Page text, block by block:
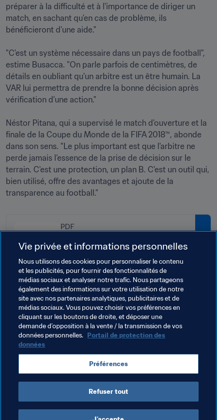
préparer à la difficulté et à l'importance de diriger un
match, en sachant qu'en cas de problème, ils
bénéficieront d'une aide."
"C'est un système nécessaire dans un pays de football",
estime Busacca. "On parle parfois de centimètres, de
détails en oubliant qu'un arbitre est un être humain. La
VAR lui permettra de prendre la bonne décision après
vérification d'une action."
Néstor Pitana, qui a supervisé le match d'ouverture et la
finale de la Coupe du Monde de la FIFA 2018™, abonde
dans son sens. "Le plus important est que l'arbitre ne
perde jamais l'essence de la prise de décision sur le
terrain. C'est une protection, un plan B. C'est un outil qui,
bien utilisé, offre des avantages et ajoute de la
transparence au football."
PDF
Exigences du Programme d'Aide
et Approbation de la Mise en
Oeuvre de la VAR
Thèmes en lien
Faire progresser le football FIFA Forward
Arbitrage Organisation Argentina
CONMEBOL
Vie privée et informations personnelles
Nous utilisons des cookies pour personnaliser le contenu
et les publicités, pour fournir des fonctionnalités de
médias sociaux et analyser notre trafic. Nous partageons
également des informations sur votre utilisation de notre
site avec nos partenaires analytiques, publicitaires et de
médias sociaux. Vous pouvez choisir vos préférences en
cliquant sur les boutons de droite, et déposer une
demande d’opposition à la vente / la transmission de vos
données personnelles. Portail de protection des
données
Préférences
Refuser tout